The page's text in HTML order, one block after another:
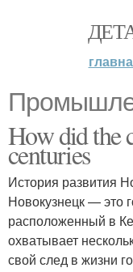
How did the
centuries
История развития
Новокузнецк — это
расположенный в
охватывает
свой след в жизни